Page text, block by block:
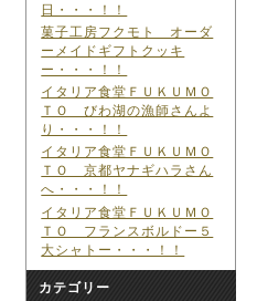
日・・・！！
菓子工房フクモト オーダ
ーメイドギフトクッキ
ー・・・！！
イタリア食堂ＦＵＫＵＭＯ
ＴＯ びわ湖の漁師さんよ
り・・・！！
イタリア食堂ＦＵＫＵＭＯ
ＴＯ 京都ヤナギハラさん
へ・・・！！
イタリア食堂ＦＵＫＵＭＯ
ＴＯ フランスボルドー５
大シャトー・・・！！
カテゴリー